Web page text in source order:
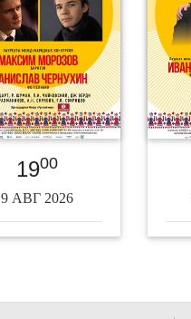
1900
9 АВГ 2026